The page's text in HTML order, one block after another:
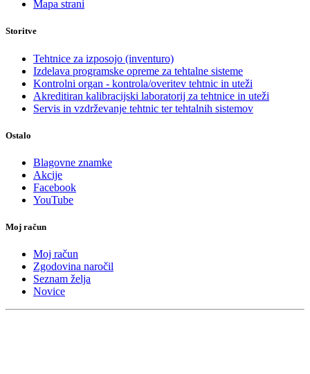
Mapa strani
Storitve
Tehtnice za izposojo (inventuro)
Izdelava programske opreme za tehtalne sisteme
Kontrolni organ - kontrola/overitev tehtnic in uteži
Akreditiran kalibracijski laboratorij za tehtnice in uteži
Servis in vzdrževanje tehtnic ter tehtalnih sistemov
Ostalo
Blagovne znamke
Akcije
Facebook
YouTube
Moj račun
Moj račun
Zgodovina naročil
Seznam želja
Novice